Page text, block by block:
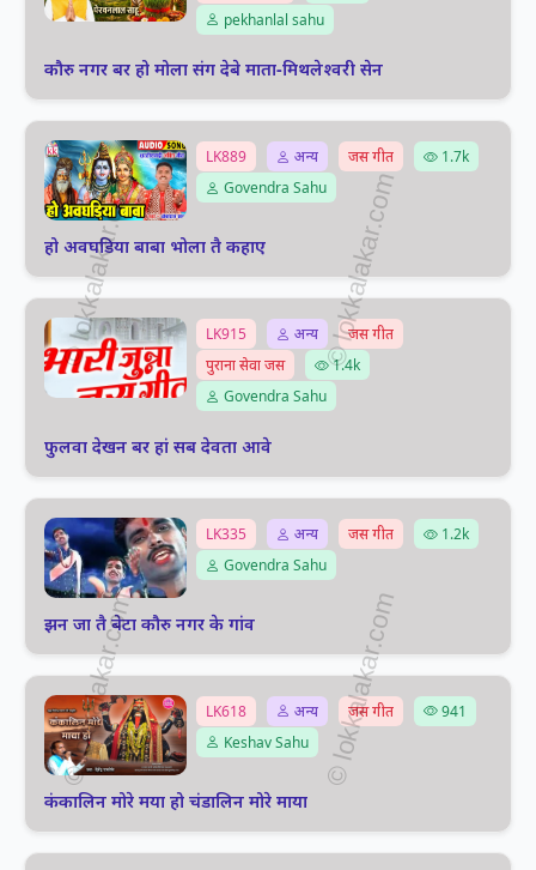
pekhanlal sahu
कौरु नगर बर हो मोला संग देबे माता-मिथलेश्वरी सेन
LK889 अन्य जस गीत
1.7k
Govendra Sahu
हो अवघडिया बाबा भोला तै कहाए
LK915 अन्य
जस गीत
पुराना सेवा जस
1.4k
Govendra Sahu
फुलवा देखन बर हां सब देवता आवे
LK335 अन्य जस गीत
1.2k
Govendra Sahu
झन जा तै बेटा कौरु नगर के गांव
LK618 अन्य जस गीत
941
Keshav Sahu
कंकालिन मोरे मया हो चंडालिन मोरे माया